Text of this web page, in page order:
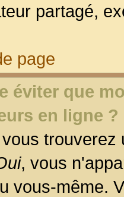
partagé,
page
éviter que
en ligne ?
, vous
vous-même.